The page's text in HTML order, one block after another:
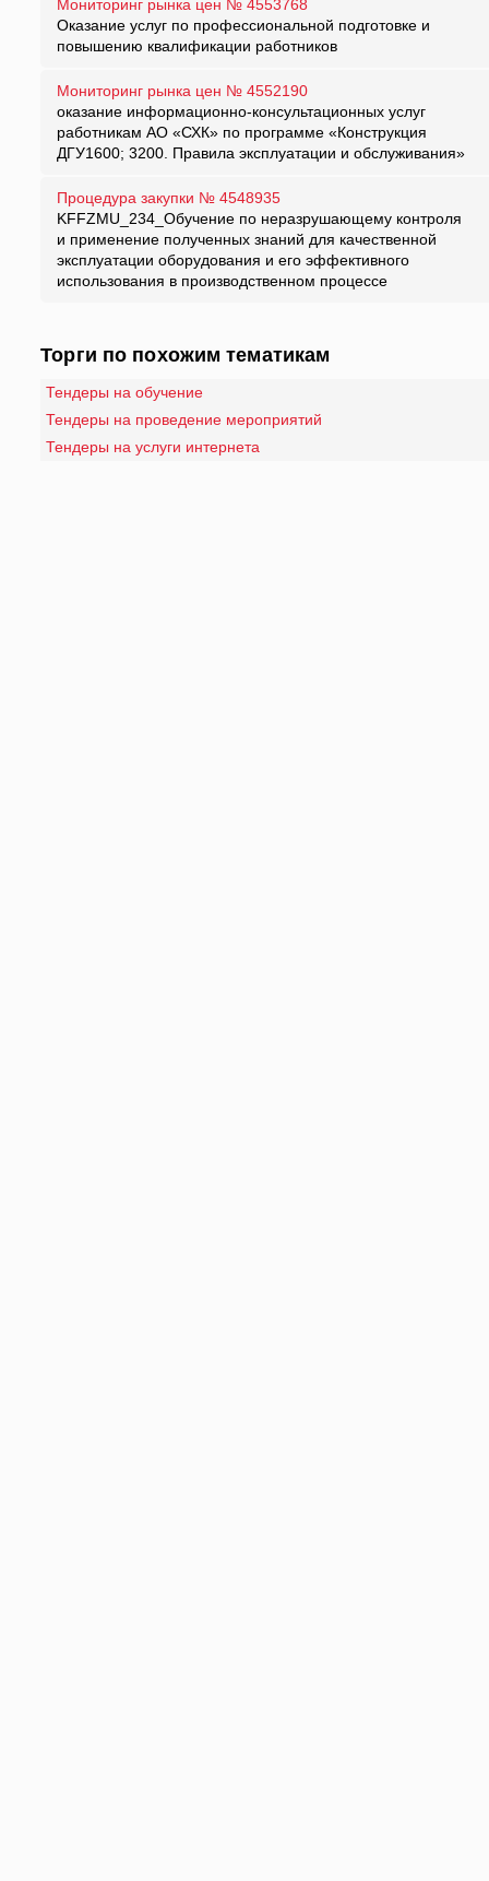
Мониторинг рынка цен № 4553768
Оказание услуг по профессиональной подготовке и
повышению квалификации работников
Мониторинг рынка цен № 4552190
оказание информационно-консультационных услуг
работникам АО «СХК» по программе «Конструкция
ДГУ1600; 3200. Правила эксплуатации и обслуживания»
Процедура закупки № 4548935
KFFZMU_234_Обучение по неразрушающему контроля
и применение полученных знаний для качественной
эксплуатации оборудования и его эффективного
использования в производственном процессе
Торги по похожим тематикам
Тендеры на обучение
Тендеры на проведение мероприятий
Тендеры на услуги интернета